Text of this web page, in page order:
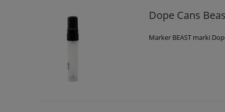
Dope Cans
Marker BEAST marki